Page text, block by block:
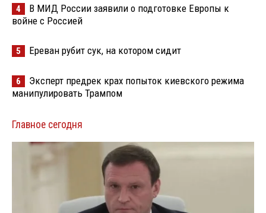
4
В МИД России заявили о подготовке Европы к
войне с Россией
5 Ереван рубит сук, на котором сидит
6
Эксперт предрек крах попыток киевского режима
манипулировать Трампом
Главное сегодня